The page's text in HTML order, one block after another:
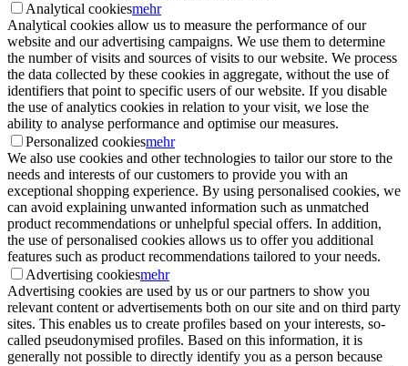
Analytical cookiesmehr
Analytical cookies allow us to measure the performance of our
website and our advertising campaigns. We use them to determine
the number of visits and sources of visits to our website. We process
the data collected by these cookies in aggregate, without the use of
identifiers that point to specific users of our website. If you disable
the use of analytics cookies in relation to your visit, we lose the
ability to analyse performance and optimise our measures.
Personalized cookiesmehr
We also use cookies and other technologies to tailor our store to the
needs and interests of our customers to provide you with an
exceptional shopping experience. By using personalised cookies, we
can avoid explaining unwanted information such as unmatched
product recommendations or unhelpful special offers. In addition,
the use of personalised cookies allows us to offer you additional
features such as product recommendations tailored to your needs.
Advertising cookiesmehr
Advertising cookies are used by us or our partners to show you
relevant content or advertisements both on our site and on third party
sites. This enables us to create profiles based on your interests, so-
called pseudonymised profiles. Based on this information, it is
generally not possible to directly identify you as a person because